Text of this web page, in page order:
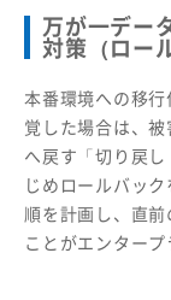
万が一デー
対策（ロー
本番環境への移
覚した場合は、
へ戻す「切り戻
じめロールバッ
順を計画し、直
ことがエンタープ